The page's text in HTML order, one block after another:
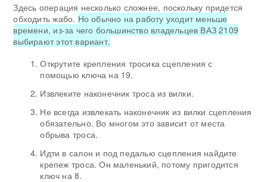
Здесь операция несколько сложнее, поскольку придется
обходить жабо. Но обычно на работу уходит меньше
времени, из-за чего большинство владельцев ВАЗ 2109
выбирают этот вариант.
Открутите крепления тросика сцепления с
помощью ключа на 19.
Извлеките наконечник троса из вилки.
Не всегда извлекать наконечник из вилки сцепления
обязательно. Во многом это зависит от места
обрыва троса.
Идти в салон и под педалью сцепления найдите
крепеж троса. Он маленький, потому пригодится
ключ на 8.